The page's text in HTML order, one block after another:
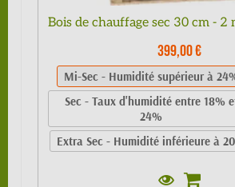
Bois de chauffage sec 30 cm - 2
399,00 €
Mi-Sec - Humidité supérieur à
Sec - Taux d'humidité entre 18%
24%
Extra Sec - Humidité inférieure à